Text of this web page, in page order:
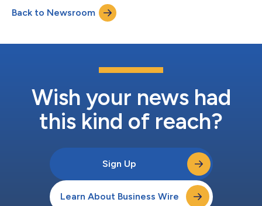
スタムカー・グループに加わり、1:64のホットウィール・ダイキ
ャスト玩具の不滅のコレクションとなります。 このボルボ
P1800"Aint No Saint"ガッサーは、1969年に新車として登録され
ンストン氏は、錆びついたボロ車としてこの車を入手し、徹底的
変身させました。シボレー454ビッグブロックを搭載したこの新
たな動力装置には、671GMCスーパーチャージャーとデュアル4
グリーンで仕上げられたこのマシンは、50年以上に及ぶ「レー
スに出...
Back to Newsroom
Wish your news had
this kind of reach?
Sign Up
Learn About Business Wire